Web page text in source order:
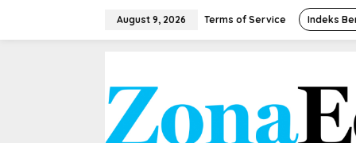
August 9, 2026 Terms of Service Indeks